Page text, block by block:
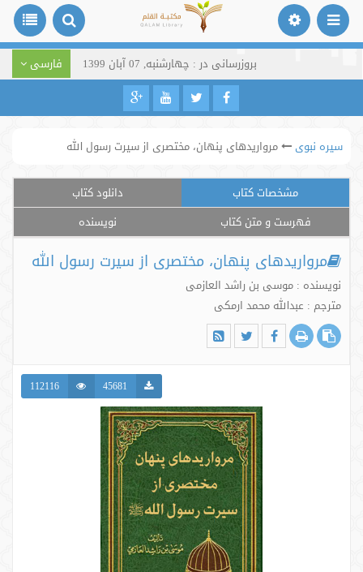
بروزرسانی در : چهارشنبه, 07 آبان 1399 فارسی
سیره نبوی مرواریدهای پنهان، مختصری از سیرت رسول الله
مشخصات کتاب
دانلود کتاب
فهرست و متن کتاب
نویسنده
مرواریدهای پنهان، مختصری از سیرت رسول الله
نویسنده : موسی بن راشد العازمی
مترجم : عبدالله محمد ارمکی
45681
112116